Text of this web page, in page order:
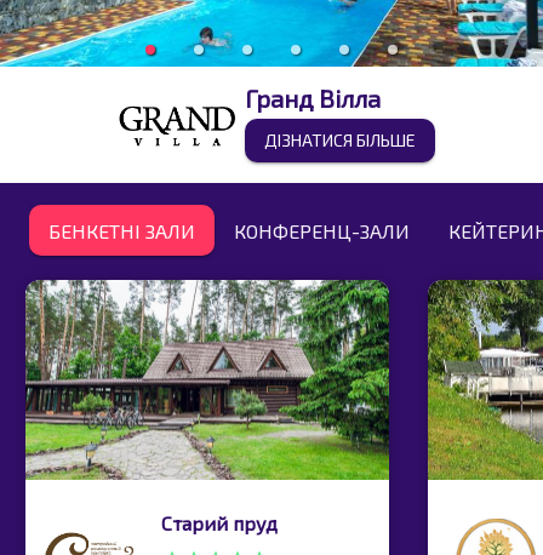
Гранд Вілла
ДІЗНАТИСЯ БІЛЬШЕ
БЕНКЕТНІ ЗАЛИ КОНФЕРЕНЦ-ЗАЛИ
Старий пруд